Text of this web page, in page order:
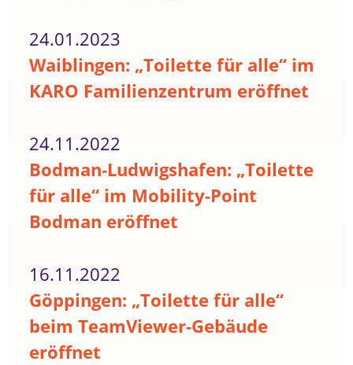
24.01.2023
Waiblingen: „Toilette für alle“ im
KARO Familienzentrum eröffnet
24.11.2022
Bodman-Ludwigshafen: „Toilette
für alle“ im Mobility-Point
Bodman eröffnet
16.11.2022
Göppingen: „Toilette für alle“
beim TeamViewer-Gebäude
eröffnet